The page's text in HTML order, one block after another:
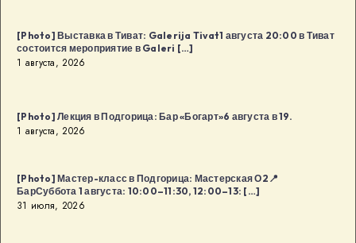
в
Будва
[…]
[Photo] Выставка в Тиват: Galerija Tivat1 августа 20:00 в Тиват
состоится мероприятие в Galeri […]
1 августа, 2026
[Photo] Лекция в Подгорица: Бар «Богарт»6 августа в 19.
1 августа, 2026
[Photo] Мастер-класс в Подгорица: Мастерская О2📍
БарСуббота 1 августа: 10:00–11:30, 12:00–13: […]
31 июля, 2026